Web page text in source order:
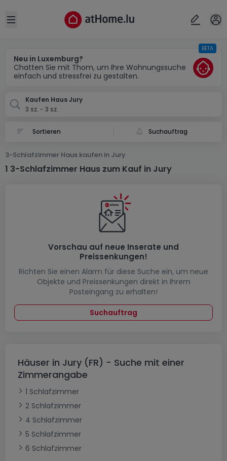
Open sidebar
Neu in Luxemburg?
Chatten Sie mit Thom, um Ihre Wohnungssuche
einfach und stressfrei zu gestalten.
BETA
Kaufen Haus Jury
3 sz. - 3 sz.
Suchauftrag
3-Schlafzimmer Haus kaufen in Jury
1 3-Schlafzimmer Haus zum Kauf in Jury
Vorschau auf neue Inserate und
Preissenkungen!
Richten Sie einen Alarm für diese Suche ein, um neue
Objekte und Preissenkungen direkt in Ihrem
Posteingang zu erhalten!
Suchauftrag
Häuser in Jury (FR) - Suche mit einer
Zimmerangabe
1 Schlafzimmer
2 Schlafzimmer
4 Schlafzimmer
5 Schlafzimmer
6 Schlafzimmer
Ort
Abbrechen ok